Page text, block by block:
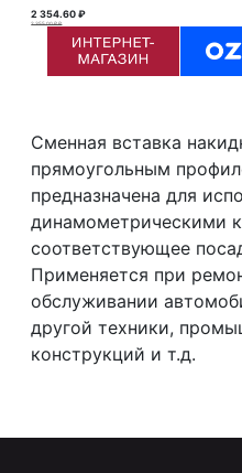
2 354.60 ₽
2 355.00 ₽ ₽
Сменная вставка
прямоугольным
предназначена для
динамометрическими
соответствующее
Применяется при
обслуживании
другой техники,
конструкций и т.д.